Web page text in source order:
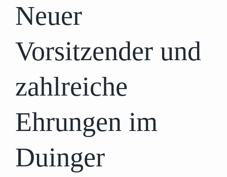
Neuer
Vorsitzender und
zahlreiche
Ehrungen im
Duinger